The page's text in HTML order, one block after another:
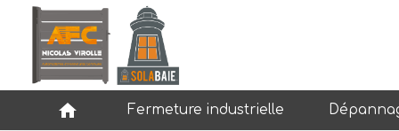
home Fermeture industrielle
Panneau de gestion des cookies